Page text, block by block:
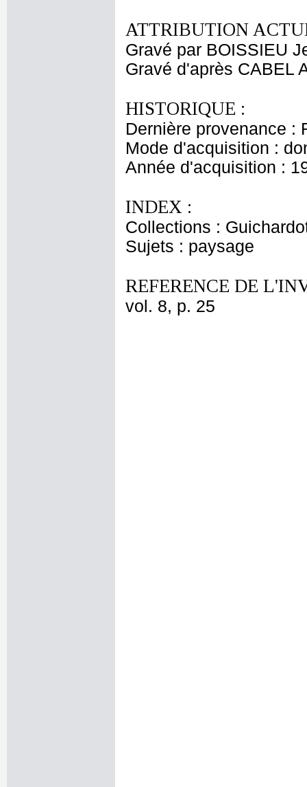
ATTRIBUTION
Gravé par BOISSIEU
Gravé d'après CABEL
HISTORIQUE :
Dernière provenance :
Mode d'acquisition :
Année d'acquisition :
INDEX :
Collections :
Sujets : paysage
REFERENCE DE
vol. 8, p. 25